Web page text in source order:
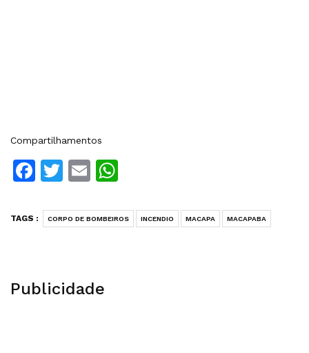
Compartilhamentos
Facebook
Twitter
Email
TAGS : CORPO DE BOMBEIROS INCENDIO MACAPA MACAPABA
Publicidade